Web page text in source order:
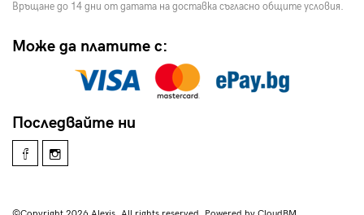
Връщане до 14 дни от датата на доставка съгласно общите условия.
Може да платите с:
Последвайте ни